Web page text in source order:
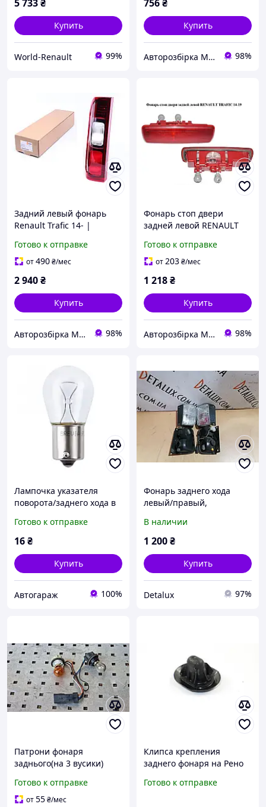
5 733₴
Купить
World-Renault 99%
756₴
Купить
Авторозбірка Мікроавтобусів 98%
Задний левый фонарь
Renault Trafic 14- |
Рено Трафик
Готово к отправке
от490₴/мес
2 940₴
Купить
Авторозбірка Мікроавтобусів 98%
Фонарь стоп двери
задней левой RENAULT
ТРАФИК) (265904849R,
93867977)
Готово к отправке
от203₴/мес
1 218₴
Купить
Авторозбірка Мікроавтобусів 98%
Лампочка указателя
поворота/заднего хода в
Трафик BREVIA (Корея)
12301C
Готово к отправке
16₴
Купить
Автогараж 100%
Фонарь заднего хода
левый/правый,
на Vivaro, Trafic, Primastar,
Трафик, Виваро,
В наличии
1 200₴
Купить
Detalux 97%
Патрони фонаря
заднього(на 3 вусики)
Трафік, Опель Віваро,
Ніссан Прімастар
Готово к отправке
от55₴/мес
Клипса крепления
заднего фонаря на Рено
(Оригинал) 7703081213
Готово к отправке